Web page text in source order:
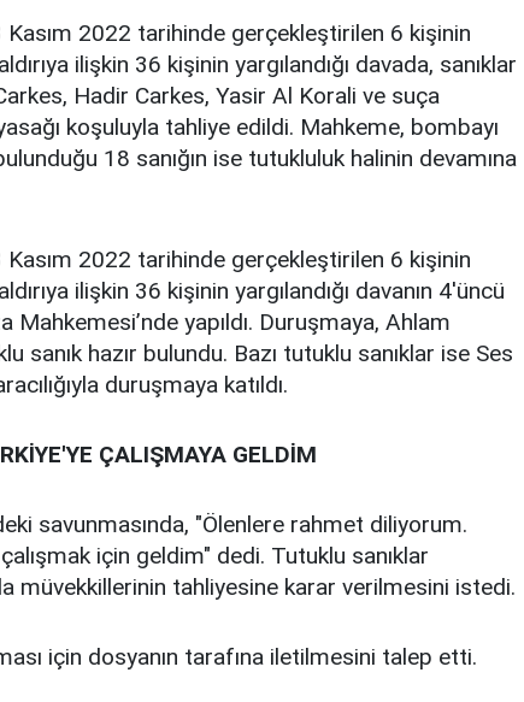
2022 tarihinde gerçekleştirilen 6 kişinin
ilişkin 36 kişinin yargılandığı davada, sanıklar
Hadir Carkes, Yasir Al Korali ve suça
koşuluyla tahliye edildi. Mahkeme, bombayı
18 sanığın ise tutukluluk halinin devamına
2022 tarihinde gerçekleştirilen 6 kişinin
ilişkin 36 kişinin yargılandığı davanın 4'üncü
yapıldı. Duruşmaya, Ahlam
sanık hazır bulundu. Bazı tutuklu sanıklar ise Ses
duruşmaya katıldı.
ÇALIŞMAYA GELDİM
savunmasında, "Ölenlere rahmet diliyorum.
için geldim" dedi. Tutuklu sanıklar
müvekkillerinin tahliyesine karar verilmesini istedi.
için dosyanın tarafına iletilmesini talep etti.